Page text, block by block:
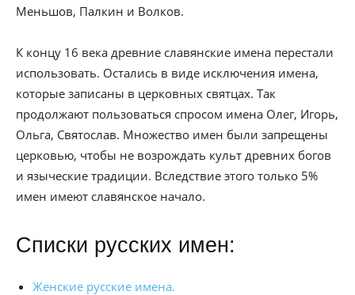
Меньшов, Палкин и Волков.
К концу 16 века древние славянские имена перестали
использовать. Остались в виде исключения имена,
которые записаны в церковных святцах. Так
продолжают пользоваться спросом имена Олег, Игорь,
Ольга, Святослав. Множество имен были запрещены
церковью, чтобы не возрождать культ древних богов
и языческие традиции. Вследствие этого только 5%
имен имеют славянское начало.
Списки русских имен:
Женские русские имена.